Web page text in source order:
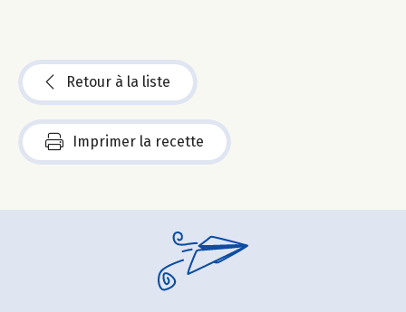
Retour à la liste
Imprimer la recette